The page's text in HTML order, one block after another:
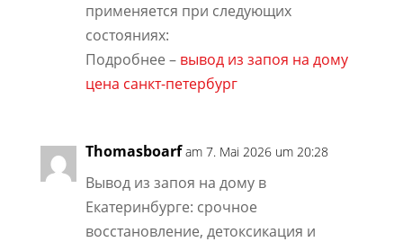
применяется при следующих
состояниях:
Подробнее – вывод из запоя на дому
цена санкт-петербург
Thomasboarf am 7. Mai 2026 um 20:28
Вывод из запоя на дому в
Екатеринбурге: срочное
восстановление, детоксикация и